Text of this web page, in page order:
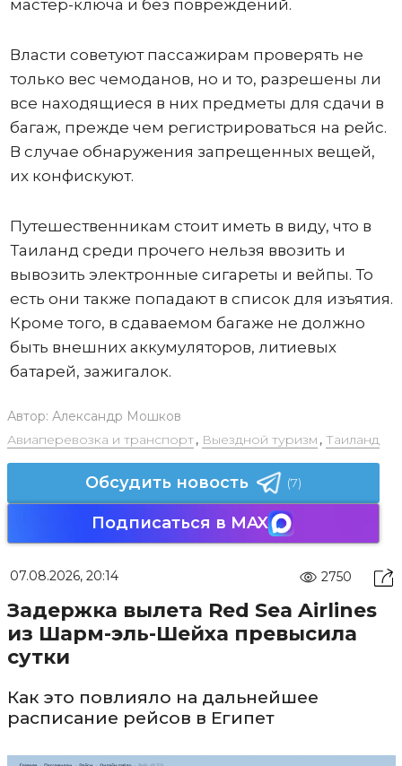
мастер-ключа и без повреждений.
Власти советуют пассажирам проверять не
только вес чемоданов, но и то, разрешены ли
все находящиеся в них предметы для сдачи в
багаж, прежде чем регистрироваться на рейс.
В случае обнаружения запрещенных вещей,
их конфискуют.
Путешественникам стоит иметь в виду, что в
Таиланд среди прочего нельзя ввозить и
вывозить электронные сигареты и вейпы. То
есть они также попадают в список для изъятия.
Кроме того, в сдаваемом багаже не должно
быть внешних аккумуляторов, литиевых
батарей, зажигалок.
Автор: Александр Мошков
Авиаперевозка и транспорт, Выездной туризм , Таиланд
Обсудить новость (7)
Подписаться в MAX
07.08.2026, 20:14 2750
Задержка вылета Red Sea Airlines
из Шарм-эль-Шейха превысила
сутки
Как это повлияло на дальнейшее
расписание рейсов в Египет